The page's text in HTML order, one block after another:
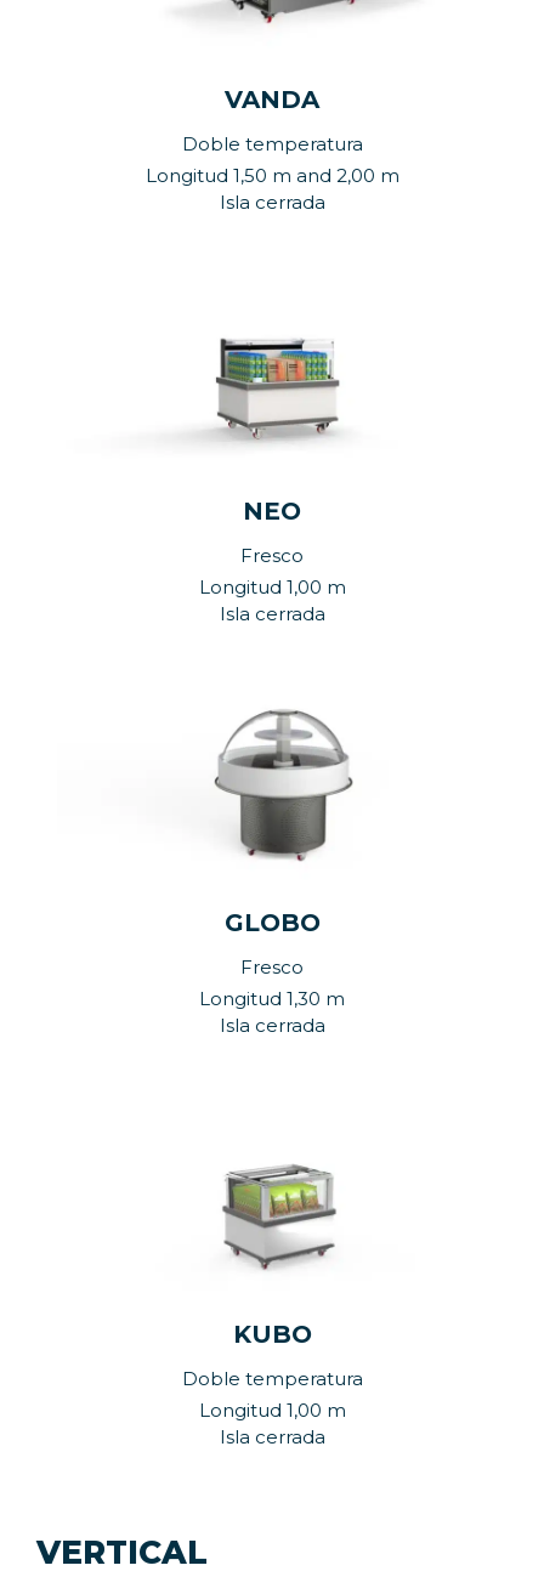
VANDA
Doble temperatura
Longitud 1,50 m and 2,00 m
Isla cerrada
NEO
Fresco
Longitud 1,00 m
Isla cerrada
GLOBO
Fresco
Longitud 1,30 m
Isla cerrada
KUBO
Doble temperatura
Longitud 1,00 m
Isla cerrada
VERTICAL